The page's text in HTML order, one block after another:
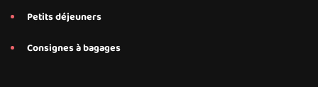
Petits déjeuners
Consignes à bagages